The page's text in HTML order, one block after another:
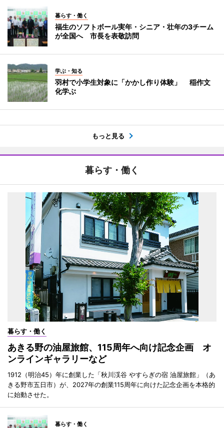
暮らす・働く
福生のソフトボール実年・シニア・壮年の3チーム
が全国へ 市長を表敬訪問
学ぶ・知る
羽村で小学生対象に「かかし作り体験」 稲作文
化学ぶ
もっと見る
暮らす・働く
暮らす・働く
あきる野の油屋旅館、115周年へ向け記念企画 オ
ンラインギャラリーなど
1912（明治45）年に創業した「秋川渓谷 やすらぎの宿 油屋旅館」（あ
きる野市五日市）が、2027年の創業115周年に向けた記念企画を本格的
に始動させた。
暮らす・働く